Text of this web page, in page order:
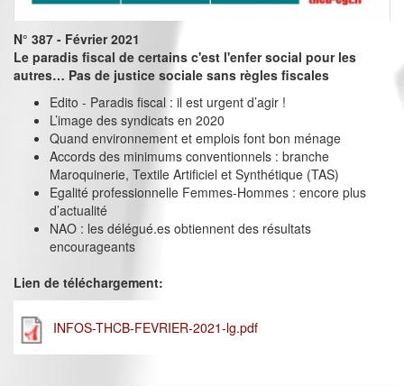
N° 387 - Février 2021
Le paradis fiscal de certains c'est l'enfer social pour les
autres… Pas de justice sociale sans règles fiscales
Edito - Paradis fiscal : il est urgent d’agir !
L’image des syndicats en 2020
Quand environnement et emplois font bon ménage
Accords des minimums conventionnels : branche
Maroquinerie, Textile Artificiel et Synthétique (TAS)
Egalité professionnelle Femmes-Hommes : encore plus
d’actualité
NAO : les délégué.es obtiennent des résultats
encourageants
Lien de téléchargement:
INFOS-THCB-FEVRIER-2021-lg.pdf